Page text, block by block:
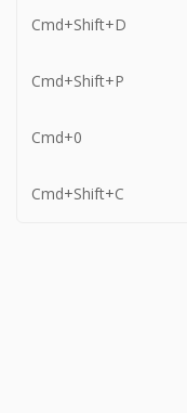
Cmd+Shift+D
Cmd+Shift+P
Cmd+0
Cmd+Shift+C